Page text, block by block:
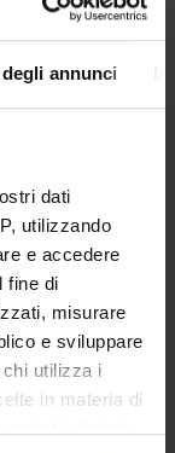
annunci
dati
utilizzando
e accedere
fine di
misurare
e sviluppare
utilizza i
in materia di